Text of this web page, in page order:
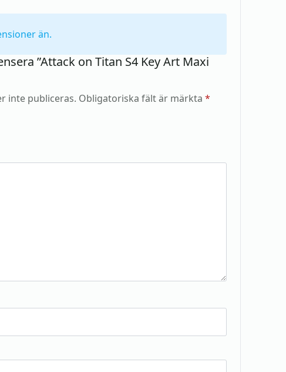
än.
”Attack on Titan S4 Key Art Maxi
inte publiceras. Obligatoriska fält är märkta *